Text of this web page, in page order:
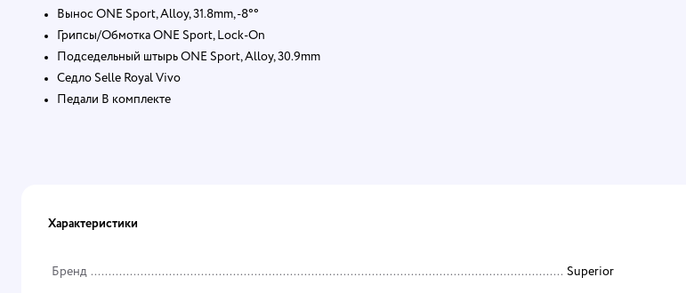
Вынос ONE Sport, Alloy, 31.8mm, -8°°
Грипсы/Обмотка ONE Sport, Lock-On
Подседельный штырь ONE Sport, Alloy, 30.9mm
Седло Selle Royal Vivo
Педали В комплекте
Характеристики
Бренд Superior